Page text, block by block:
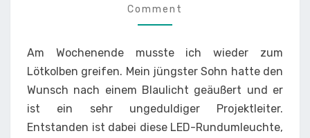
Comment
Am Wochenende musste ich wieder zum
Lötkolben greifen. Mein jüngster Sohn hatte den
Wunsch nach einem Blaulicht geäußert und er
ist ein sehr ungeduldiger Projektleiter.
Entstanden ist dabei diese LED-Rundumleuchte,